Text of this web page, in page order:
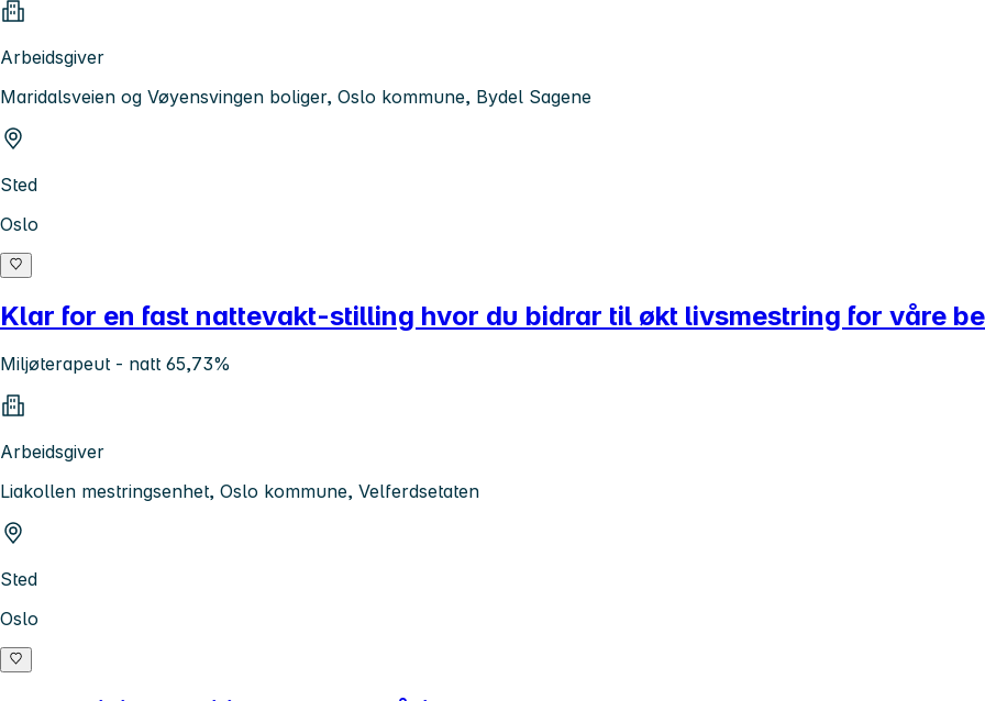
Arbeidsgiver
Maridalsveien og Vøyensvingen boliger, Oslo kommune, Bydel Sagene
Sted
Oslo
Klar for en fast nattevakt-stilling hvor du bidrar til økt livsmestring for våre
Miljøterapeut - natt 65,73%
Arbeidsgiver
Liakollen mestringsenhet, Oslo kommune, Velferdsetaten
Sted
Oslo